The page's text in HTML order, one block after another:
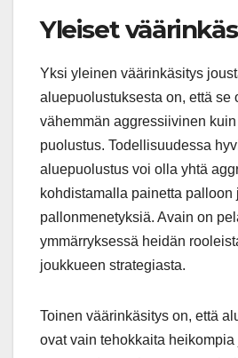
Yleiset
Yksi yleinen väärinkäsitys
aluepuolustuksesta on, että se
vähemmän aggressiivinen
puolustus. Todellisuudessa
aluepuolustus voi olla yhtä
kohdistamalla painetta palloon
pallonmenetyksiä. Avain on
ymmärryksessä heidän
joukkueen strategiasta.
Toinen väärinkäsitys on, että
ovat vain tehokkaita heikompia